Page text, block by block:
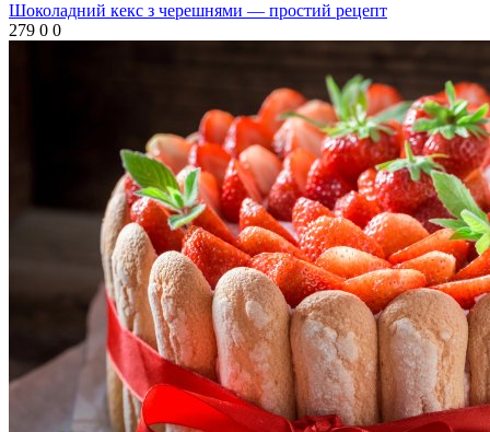
Шоколадний кекс з черешнями — простий рецепт
279 0 0